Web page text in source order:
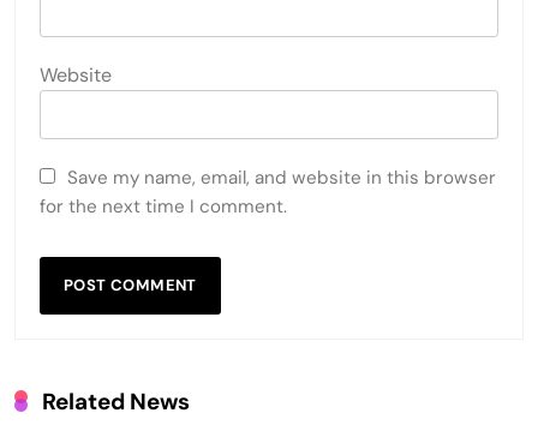
Website
Save my name, email, and website in this browser
for the next time I comment.
Related News